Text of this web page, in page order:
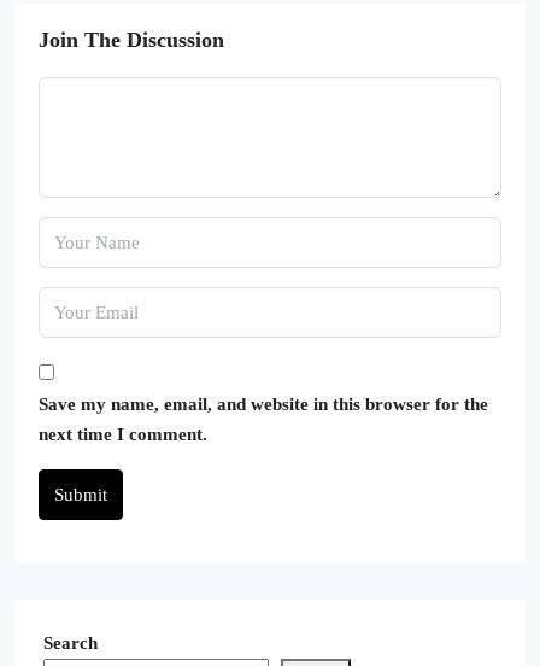
Join The Discussion
Save my name, email, and website in this browser for the
next time I comment.
Submit
Search